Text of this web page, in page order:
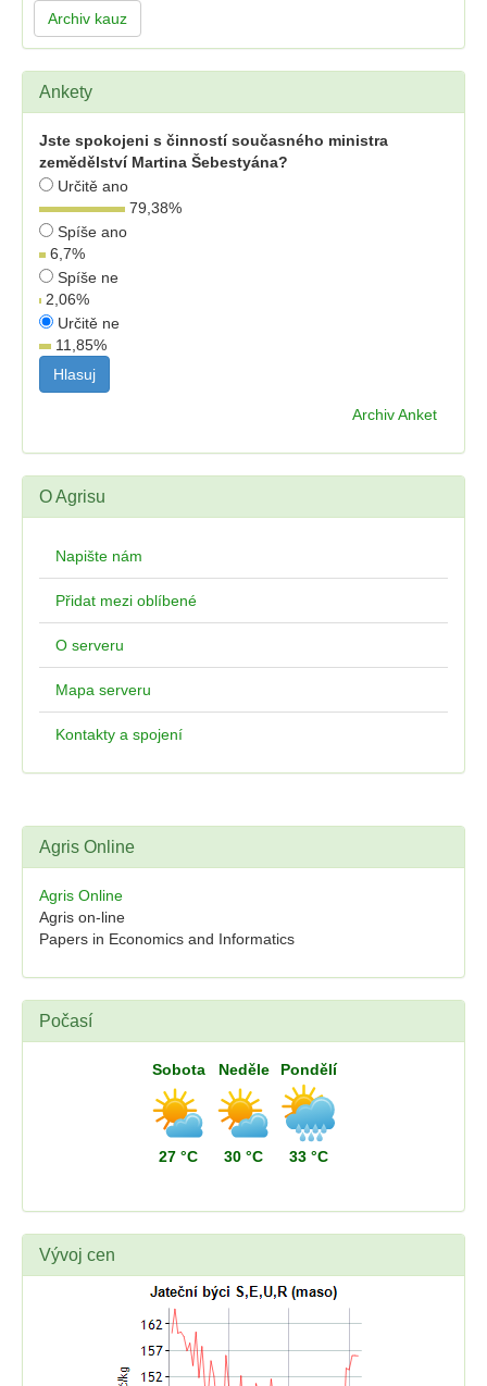
Archiv kauz
Ankety
Jste spokojeni s činností současného ministra
zemědělství Martina Šebestyána?
Určitě ano
79,38%
Spíše ano
6,7%
Spíše ne
2,06%
Určitě ne
11,85%
Archiv Anket
O Agrisu
Napište nám
Přidat mezi oblíbené
O serveru
Mapa serveru
Kontakty a spojení
Agris Online
Agris Online
Agris on-line
Papers in Economics and Informatics
Počasí
Sobota
27 °C
Neděle
30 °C
Pondělí
33 °C
Vývoj cen